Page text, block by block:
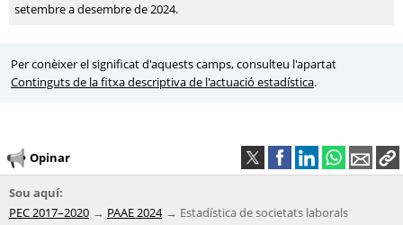
setembre a desembre de 2024.
Per conèixer el significat d'aquests camps, consulteu l'apartat
Continguts de la fitxa descriptiva de l'actuació estadística.
Opinar
Sou aquí:
PEC 2017–2020
PAAE 2024 Estadística de societats laborals